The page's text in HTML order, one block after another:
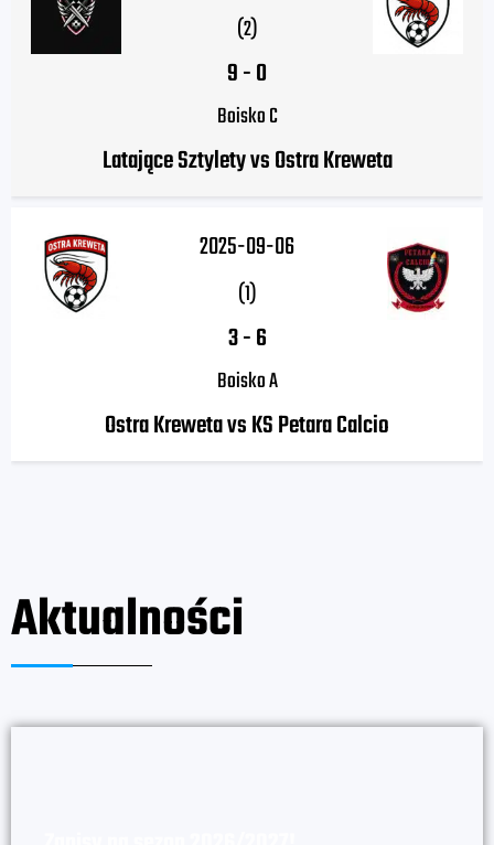
(2)
9-0
Boisko C
Latające Sztylety vs Ostra Kreweta
2025-09-06
(1)
3-6
Boisko A
Ostra Kreweta vs KS Petara Calcio
Aktualności